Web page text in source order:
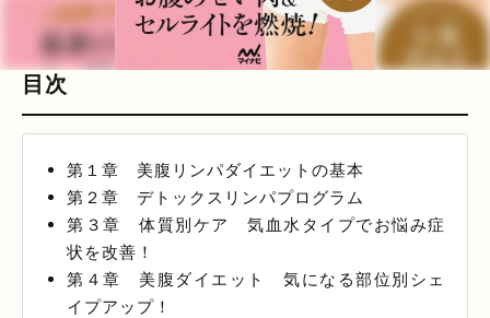
目次
第１章 美腹リンパダイエットの基本
第２章 デトックスリンパプログラム
第３章 体質別ケア 気血水タイプでお悩み症
状を改善！
第４章 美腹ダイエット 気になる部位別シェ
イプアップ！